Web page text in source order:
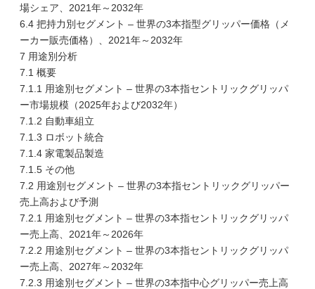
場シェア、2021年～2032年
6.4 把持力別セグメント – 世界の3本指型グリッパー価格（メ
ーカー販売価格）、2021年～2032年
7 用途別分析
7.1 概要
7.1.1 用途別セグメント – 世界の3本指セントリックグリッパ
ー市場規模（2025年および2032年）
7.1.2 自動車組立
7.1.3 ロボット統合
7.1.4 家電製品製造
7.1.5 その他
7.2 用途別セグメント – 世界の3本指セントリックグリッパー
売上高および予測
7.2.1 用途別セグメント – 世界の3本指セントリックグリッパ
ー売上高、2021年～2026年
7.2.2 用途別セグメント – 世界の3本指セントリックグリッパ
ー売上高、2027年～2032年
7.2.3 用途別セグメント – 世界の3本指中心グリッパー売上高